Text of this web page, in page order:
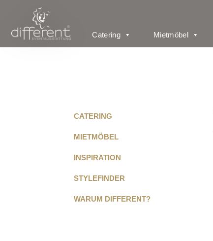
Catering Mietmöbel
CATERING
MIETMÖBEL
INSPIRATION
STYLEFINDER
WARUM DIFFERENT?